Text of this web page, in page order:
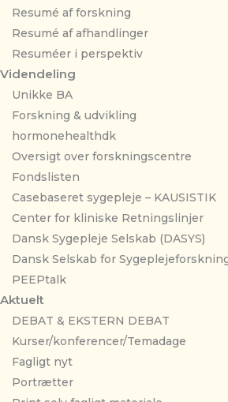
Resumé af forskning
Resumé af afhandlinger
Resuméer i perspektiv
Videndeling
Unikke BA
Forskning & udvikling
hormonehealthdk
Oversigt over forskningscentre
Fondslisten
Casebaseret sygepleje – KAUSISTIK
Center for kliniske Retningslinjer
Dansk Sygepleje Selskab (DASYS)
Dansk Selskab for
PEEPtalk
Aktuelt
DEBAT & EKSTERN DEBAT
Kurser/konferencer/Temadage
Fagligt nyt
Portrætter